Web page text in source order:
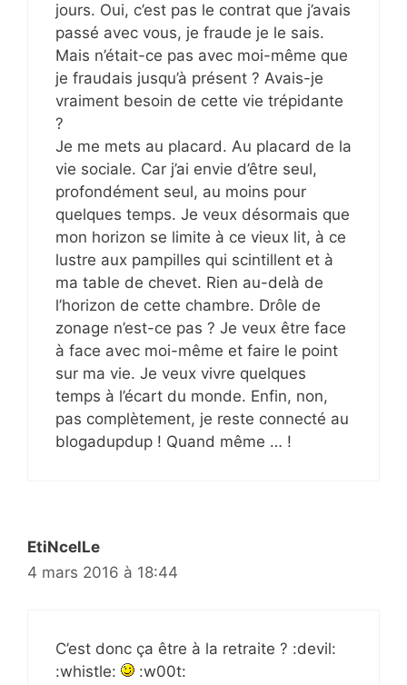
jours. Oui, c’est pas le contrat que j’avais
passé avec vous, je fraude je le sais.
Mais n’était-ce pas avec moi-même que
je fraudais jusqu’à présent ? Avais-je
vraiment besoin de cette vie trépidante
?
Je me mets au placard. Au placard de la
vie sociale. Car j’ai envie d’être seul,
profondément seul, au moins pour
quelques temps. Je veux désormais que
mon horizon se limite à ce vieux lit, à ce
lustre aux pampilles qui scintillent et à
ma table de chevet. Rien au-delà de
l’horizon de cette chambre. Drôle de
zonage n’est-ce pas ? Je veux être face
à face avec moi-même et faire le point
sur ma vie. Je veux vivre quelques
temps à l’écart du monde. Enfin, non,
pas complètement, je reste connecté au
blogadupdup ! Quand même … !
EtiNcelLe
4 mars 2016 à 18:44
C’est donc ça être à la retraite ? :devil:
:whistle:
:w00t: